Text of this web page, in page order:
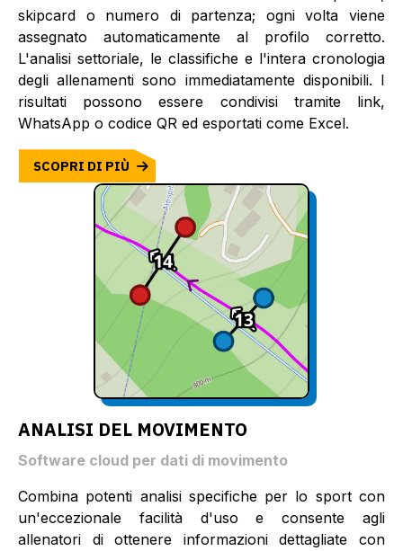
skipcard o numero di partenza; ogni volta viene
assegnato automaticamente al profilo corretto.
L'analisi settoriale, le classifiche e l'intera cronologia
degli allenamenti sono immediatamente disponibili. I
risultati possono essere condivisi tramite link,
WhatsApp o codice QR ed esportati come Excel.
SCOPRI DI PIÙ
ANALISI DEL MOVIMENTO
Software cloud per dati di movimento
Combina potenti analisi specifiche per lo sport con
un'eccezionale facilità d'uso e consente agli
allenatori di ottenere informazioni dettagliate con